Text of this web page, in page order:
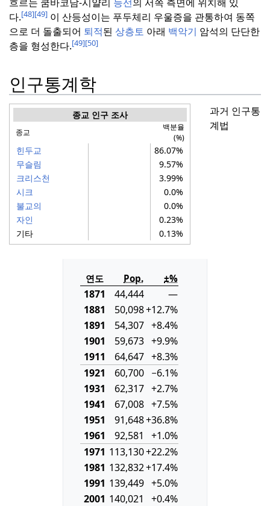
다.[48][49] 이 산등성이는 푸두체리 우울증을 관통하여 동쪽
으로 더 돌출되어 퇴적된 상층토 아래 백악기 암석의 단단한
층을 형성한다.[49][50]
인구통계학
종교 인구 조사
종교
백분율
(%)
힌두교
86.07%
무슬림
9.57%
크리스천
3.99%
시크
0.0%
불교의
0.0%
자인
0.23%
기타
0.13%
과거 인구통
계법
연도 Pop. ±%
1871 44,444
—
1881
50,098+12.7%
1891
54,307 +8.4%
1901
59,673 +9.9%
1911
64,647 +8.3%
1921
60,700 −6.1%
1931
62,317 +2.7%
1941
67,008 +7.5%
1951
91,648+36.8%
1961
92,581
+1.0%
1971 113,130+22.2%
1981 132,832+17.4%
1991 139,449 +5.0%
2001 140,021
+0.4%